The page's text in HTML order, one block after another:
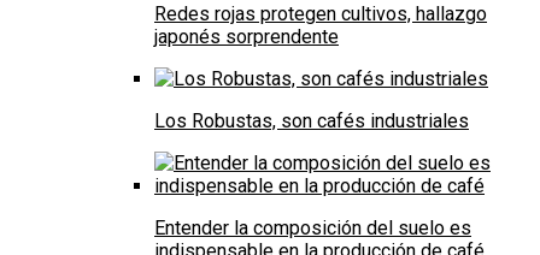
Redes rojas protegen cultivos, hallazgo
japonés sorprendente
Los Robustas, son cafés industriales
Entender la composición del suelo es